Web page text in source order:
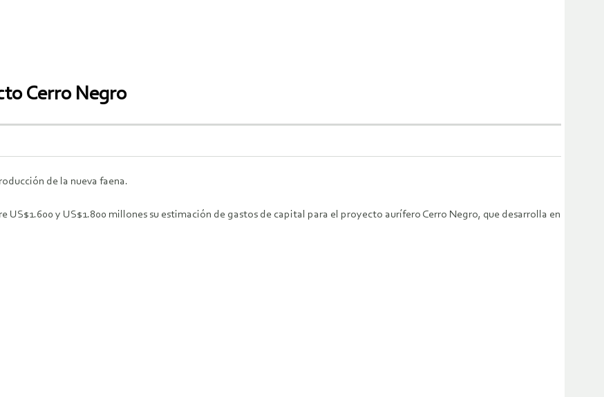
Cerro Negro
de la nueva faena.
US$1.600 y US$1.800 millones su estimación de gastos de capital para el proyecto aurífero Cerro Negro, que desarrolla en